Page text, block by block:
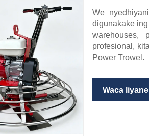
We
digunakake
warehouses,
profesional,
Power Trowel.
Waca liyane